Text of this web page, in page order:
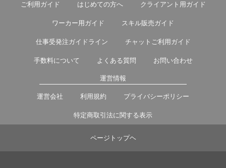
ご利用ガイド はじめての方へ クライアント用ガイド
ワーカー用ガイド スキル販売ガイド
仕事受発注ガイドライン チャットご利用ガイド
手数料について よくある質問 お問い合わせ
運営情報
運営会社 利用規約 プライバシーポリシー
特定商取引法に関する表示
ページトップヘ